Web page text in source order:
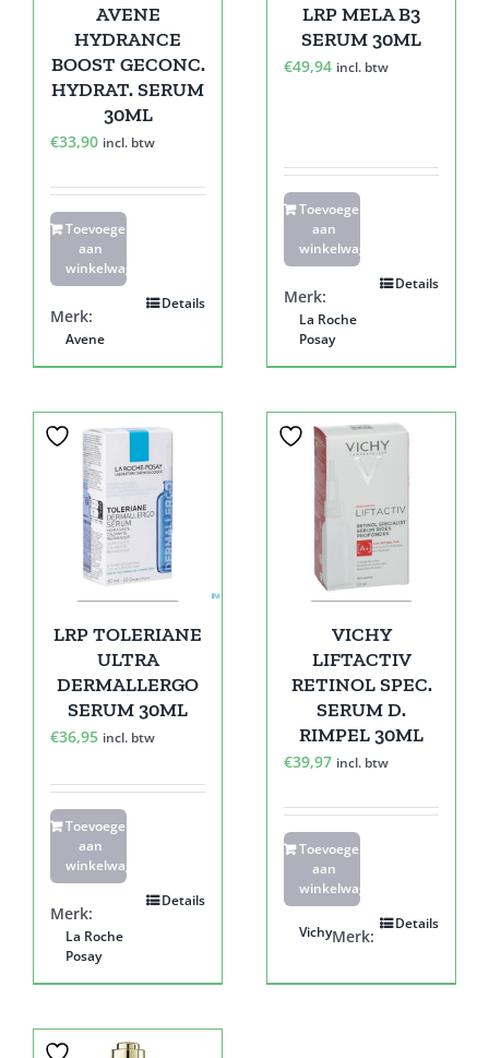
AVENE
HYDRANCE
BOOST GECONC.
HYDRAT. SERUM
30ML
€33,90 incl. btw
Toevoegen
aan
winkelwagen
Details
Merk:
Avene
LRP MELA B3
SERUM 30ML
€49,94 incl. btw
Toevoegen
aan
winkelwagen
Details
Merk:
La Roche
Posay
LRP TOLERIANE
ULTRA
DERMALLERGO
SERUM 30ML
€36,95 incl. btw
Toevoegen
aan
winkelwagen
Details
Merk:
La Roche
Posay
VICHY
LIFTACTIV
RETINOL SPEC.
SERUM D.
RIMPEL 30ML
€39,97 incl. btw
Toevoegen
aan
winkelwagen
Details
Merk:
Vichy